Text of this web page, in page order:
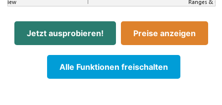
Jetzt ausprobieren! Preise anzeigen
Alle Funktionen freischalten